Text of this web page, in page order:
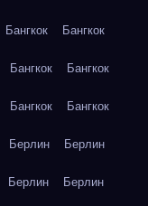
Бангкок Бангкок
Бангкок Бангкок
Бангкок Бангкок
Берлин Берлин
Берлин Берлин